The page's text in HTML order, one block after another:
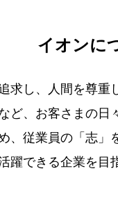
イオンに
求し、人間を尊
ど、お客さまの日
、従業員の「志
躍できる企業を目